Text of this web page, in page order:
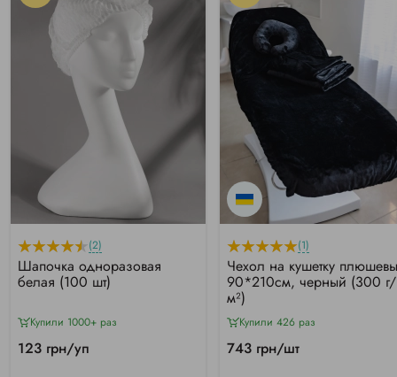
(2)
Шапочка одноразовая
белая (100 шт)
Купили 1000+ раз
123 грн/уп
(1)
Чехол на кушетку
90*210см, черный (300 г/
м²)
Купили 426 раз
743 грн/шт